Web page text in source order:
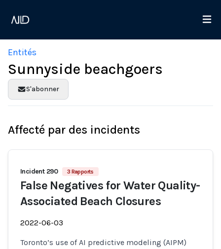
Entités
Sunnyside beachgoers
S'abonner
Affecté par des incidents
Incident 290 3 Rapports
False Negatives for Water Quality-
Associated Beach Closures
2022-06-03
Toronto’s use of AI predictive modeling (AIPM)